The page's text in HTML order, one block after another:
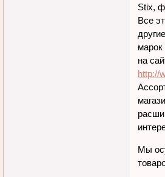
Stix,
Все
на
http://
Мы